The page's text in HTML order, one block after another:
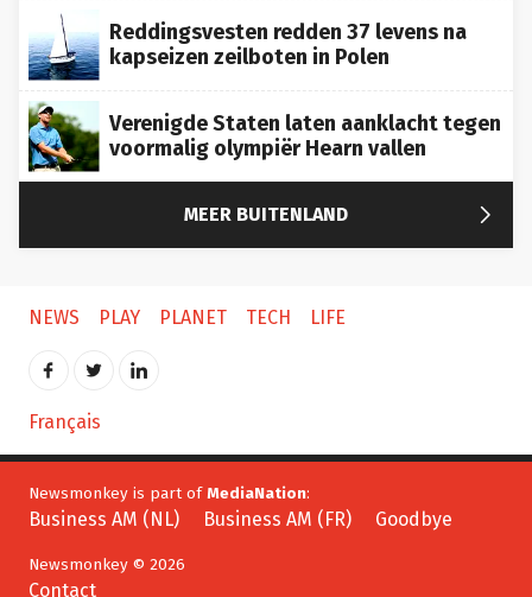
Reddingsvesten redden 37 levens na
kapseizen zeilboten in Polen
Verenigde Staten laten aanklacht tegen
voormalig olympiër Hearn vallen
MEER BUITENLAND 
NEWS PLAY PLANET TECH LIFE
Français
Newsmonkey is part ofMediaNation:
Business AM (NL) Business AM (FR) Goodbye
Newsmonkey © 2026
Contact